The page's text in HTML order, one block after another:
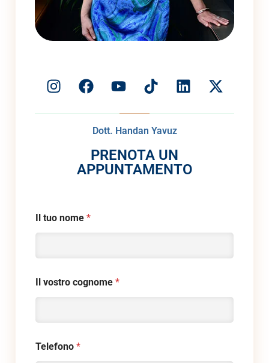
Dott. Handan Yavuz
PRENOTA UN
APPUNTAMENTO
Il tuo nome *
Il vostro cognome *
Telefono *